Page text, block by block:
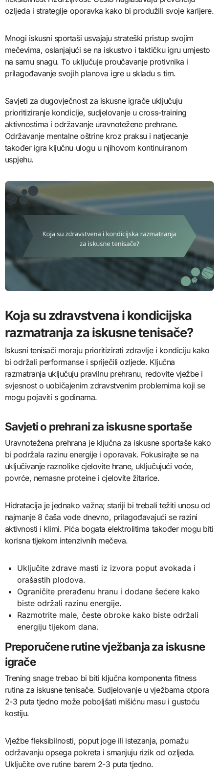
ozljeda i strategije oporavka kako bi produžili svoje karijere.
Mnogi iskusni sportaši usvajaju strateški pristup svojim
mečevima, oslanjajući se na iskustvo i taktičku igru umjesto
na samu snagu. To uključuje proučavanje protivnika i
prilagođavanje svojih planova igre u skladu s tim.
Savjeti za dugovječnost za iskusne igrače uključuju
prioritiziranje kondicije, sudjelovanje u cross-training
aktivnostima i održavanje uravnotežene prehrane.
Održavanje mentalne oštrine kroz praksu i natjecanje
također igra ključnu ulogu u njihovom kontinuiranom
uspjehu.
Koja su zdravstvena i kondicijska
razmatranja za iskusne tenisače?
Iskusni tenisači moraju prioritizirati zdravlje i kondiciju kako
bi održali performanse i spriječili ozljede. Ključna
razmatranja uključuju pravilnu prehranu, redovite vježbe i
svjesnost o uobičajenim zdravstvenim problemima koji se
mogu pojaviti s godinama.
Savjeti o prehrani za iskusne sportaše
Uravnotežena prehrana je ključna za iskusne sportaše kako
bi podržala razinu energije i oporavak. Fokusirajte se na
uključivanje raznolike cjelovite hrane, uključujući voće,
povrće, nemasne proteine i cjelovite žitarice.
Hidratacija je jednako važna; stariji bi trebali težiti unosu od
najmanje 8 čaša vode dnevno, prilagođavajući se razini
aktivnosti i klimi. Pića bogata elektrolitima također mogu biti
korisna tijekom intenzivnih mečeva.
Uključite zdrave masti iz izvora poput avokada i
orašastih plodova.
Ograničite prerađenu hranu i dodane šećere kako
biste održali razinu energije.
Razmotrite male, česte obroke kako biste održali
energiju tijekom dana.
Preporučene rutine vježbanja za iskusne
igrače
Trening snage trebao bi biti ključna komponenta fitness
rutina za iskusne tenisače. Sudjelovanje u vježbama otpora
2-3 puta tjedno može poboljšati mišićnu masu i gustoću
kostiju.
Vježbe fleksibilnosti, poput joge ili istezanja, pomažu
održavanju opsega pokreta i smanjuju rizik od ozljeda.
Uključite ove rutine barem 2-3 puta tjedno.